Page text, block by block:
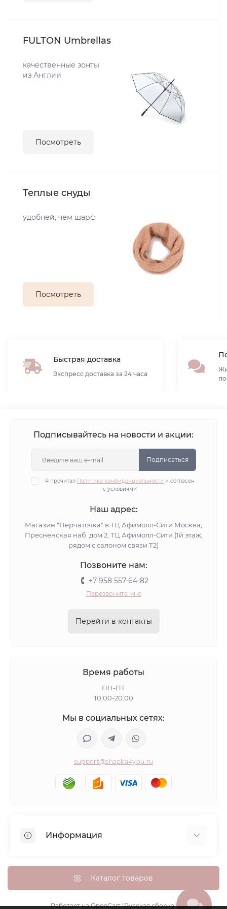
FULTON Umbrellas
качественные зонты
из Англии
Посмотреть
Теплые снуды
удобней, чем шарф
Посмотреть
Быстрая доставка
Экспресс доставка за 24 часа
Подписывайтесь на новости и акции:
Подписаться
Я прочитал Политика конфиденциальности и согласен
с условиями
Наш адрес:
Магазин "Перчаточка" в ТЦ Афимолл-Сити Москва,
Пресненская наб. дом 2, ТЦ Афимолл-Сити (1й этаж,
рядом с салоном связи Т2)
Позвоните нам:
+7 958 557-64-82
Перезвоните мне
Перейти в контакты
Время работы
ПН-ПТ
10:00-20:00
Мы в социальных сетях:
support@shapka4you.ru
Информация
Доставка, оплата и бонусные баллы
Гарантия возврата
Политика конфиденциальности
Каталог товаров
Работает наOpenCart "Русская сборка"